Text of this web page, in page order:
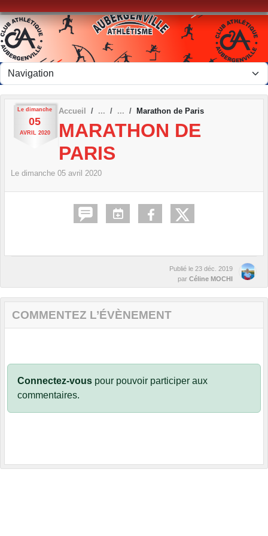
Le dimanche
05
AVRIL 2020
Accueil Marathon de Paris
MARATHON DE
PARIS
Le dimanche 05 avril 2020
Publié le 23 déc. 2019
par Céline MOCHI
COMMENTEZ L’ÉVÈNEMENT
Connectez-vous pour pouvoir participer aux
commentaires.